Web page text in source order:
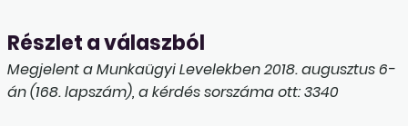
Részlet a válaszból
Megjelent a Munkaügyi Levelekben 2018. augusztus 6-
án (168. lapszám), a kérdés sorszáma ott: 3340